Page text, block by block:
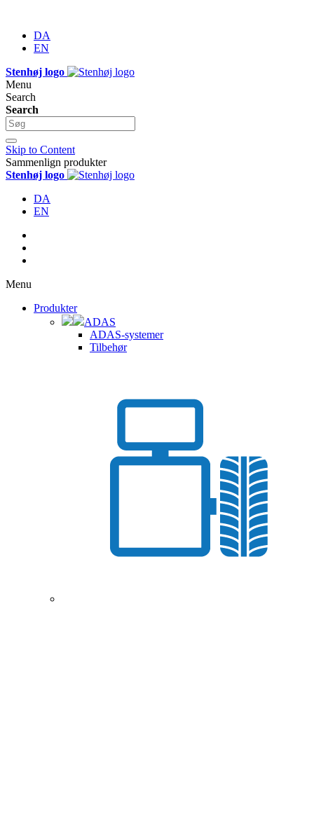
DA
EN
Stenhøj logo
Menu
Search
Search
Skip to Content
Sammenlign produkter
Stenhøj logo
DA
EN
Menu
Produkter
ADAS
ADAS-systemer
Tilbehør